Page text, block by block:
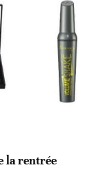
la rentrée